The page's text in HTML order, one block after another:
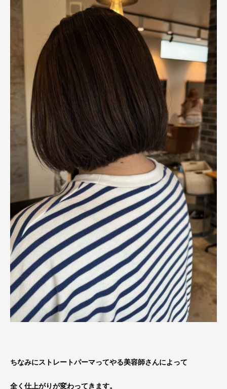
ちなみにストレートパーマってやる美容師さんによって
全く仕上がりが変わってきます。